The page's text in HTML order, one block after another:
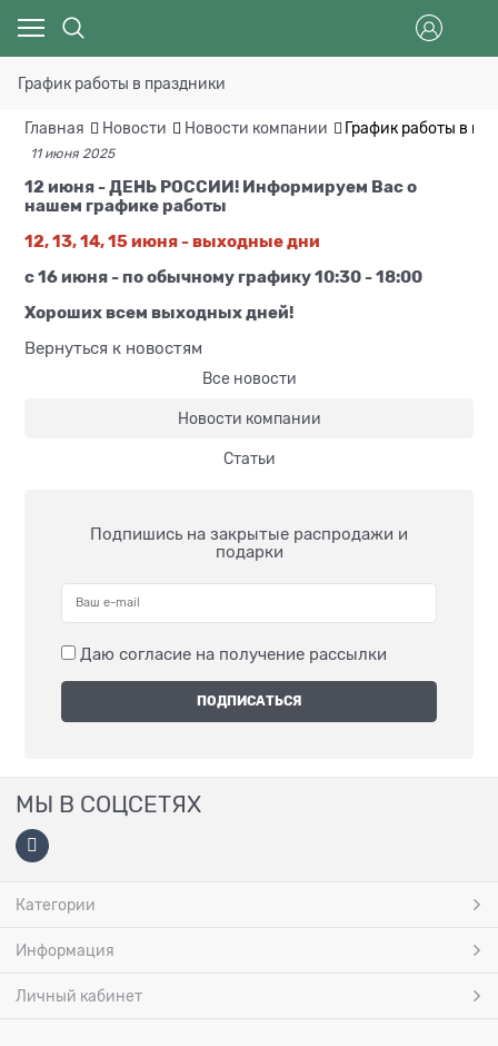
График работы в праздники
Главная Новости Новости компании График работы в
11 июня 2025
12 июня - ДЕНЬ РОССИИ! Информируем Вас о
нашем графике работы
12, 13, 14, 15 июня - выходные дни
с 16 июня - по обычному графику 10:30 - 18:00
Хороших всем выходных дней!
Вернуться к новостям
Все новости
Новости компании
Статьи
Подпишись на закрытые распродажи и
подарки
Даю согласие на получение рассылки
МЫ В СОЦСЕТЯХ
Категории
Информация
Личный кабинет